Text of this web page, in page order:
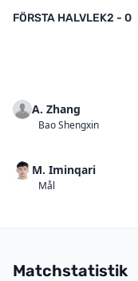
FÖRSTA HALVLEK2 - 0
A. Zhang
Bao Shengxin
M. Iminqari
Mål
Matchstatistik